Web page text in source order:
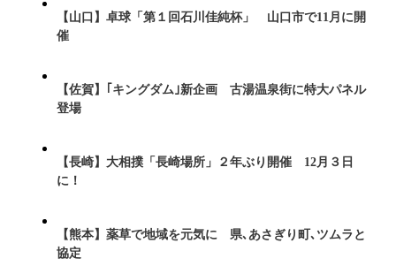
【山口】卓球「第１回石川佳純杯」 山口市で11月に開
催
【佐賀】｢キングダム｣新企画 古湯温泉街に特大パネル
登場
【長崎】大相撲「長崎場所」２年ぶり開催 12月３日
に！
【熊本】薬草で地域を元気に 県､あさぎり町､ツムラと
協定